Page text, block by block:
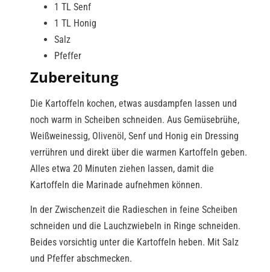
1 TL Senf
1 TL Honig
Salz
Pfeffer
Zubereitung
Die Kartoffeln kochen, etwas ausdampfen lassen und
noch warm in Scheiben schneiden. Aus Gemüsebrühe,
Weißweinessig, Olivenöl, Senf und Honig ein Dressing
verrühren und direkt über die warmen Kartoffeln geben.
Alles etwa 20 Minuten ziehen lassen, damit die
Kartoffeln die Marinade aufnehmen können.
In der Zwischenzeit die Radieschen in feine Scheiben
schneiden und die Lauchzwiebeln in Ringe schneiden.
Beides vorsichtig unter die Kartoffeln heben. Mit Salz
und Pfeffer abschmecken.